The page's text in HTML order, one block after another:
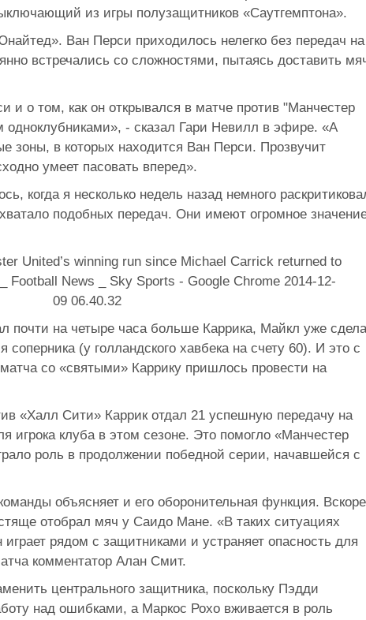
из игры полузащитников «Саутгемптона».
Ван Перси приходилось нелегко без передач на
встречались со сложностями, пытаясь доставить
и о том, как он открывался в матче против "Манчестер
- сказал Гари Невилл в эфире. «А
зоны, в которых находится Ван Перси. Прозвучит
умеет пасовать вперед».
когда я несколько недель назад немного
подобных передач. Они имеют огромное
почти на четыре часа больше Каррика, Майкл уже
соперника (у голландского хавбека на счету 60). И это с
со «святыми» Каррику пришлось провести на
«Халл Сити» Каррик отдал 21 успешную передачу на
игрока клуба в этом сезоне. Это помогло «Манчестер
роль в продолжении победной серии, начавшейся с
объясняет и его оборонительная функция. Вскоре
отобрал мяч у Саидо Мане. «В таких ситуациях
рядом с защитниками и устраняет опасность для
комментатор Алан Смит.
центрального защитника, поскольку Пэдди
над ошибками, а Маркос Рохо вживается в роль